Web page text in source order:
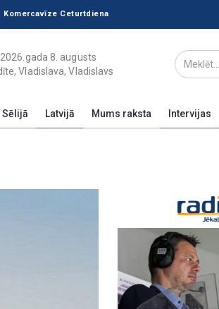
Komercavīze Ceturtdiena
2026.gada 8. augusts
Vladislava, Vladislavs
Sēlijā Latvijā Mums raksta Intervijas